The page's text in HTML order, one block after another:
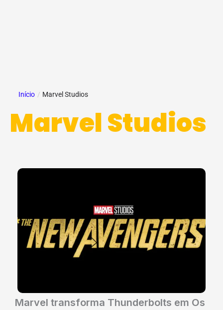
Início / Marvel Studios
Marvel Studios
Marvel transforma Thunderbolts em Os
PagePagePagePage